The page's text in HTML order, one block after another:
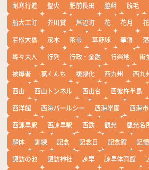
耐寒行進
聖火 肥前長田 脇岬 脱毛
船大工町
芥川賞 芦辺町 花 花月
若松大橋
茂木 茶市 草野球 華僑
蝶々夫人
行列 行政・金融 行楽地 街
被爆者
裏くんち 複線化 西九州 西九
西山
西山トンネル 西山台 西彼杵半島
西洋館
西海パールシー 西海学園 西海市
西諌早駅
西諫早駅 西鉄 観光 観光名
解体
訓練 記念 記念日 記念館 記
諏訪の池
諏訪神社 諫早 諫早体育館